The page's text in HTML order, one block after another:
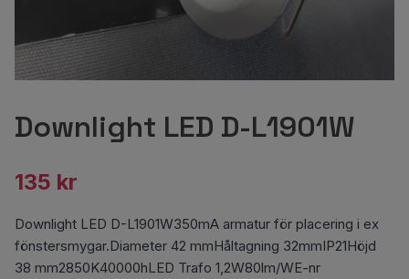
Downlight LED D-L1901W
135 kr
Downlight LED D-L1901W350mA armatur för placering i ex
fönstersmygar.Diameter 42 mmHåltagning 32mmIP21Höjd
38 mm2850K40000hLED Trafo 1,2W80lm/WE-nr